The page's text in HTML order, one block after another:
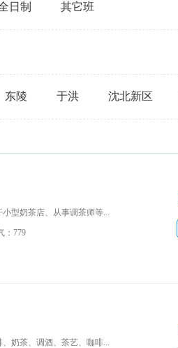
日制 其它班
东陵 于洪 沈北新区
型奶茶店、从事调茶师等...
：779
奶茶、调酒、茶艺、咖啡...